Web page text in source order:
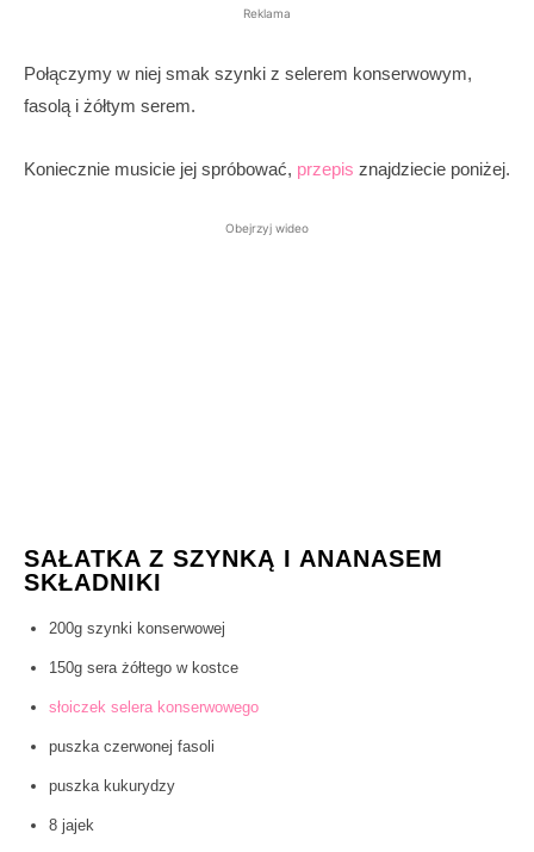
Reklama
Połączymy w niej smak szynki z selerem konserwowym,
fasolą i żółtym serem.
Koniecznie musicie jej spróbować, przepis znajdziecie poniżej.
Obejrzyj wideo
SAŁATKA Z SZYNKĄ I ANANASEM
SKŁADNIKI
200g szynki konserwowej
150g sera żółtego w kostce
słoiczek selera konserwowego
puszka czerwonej fasoli
puszka kukurydzy
8 jajek